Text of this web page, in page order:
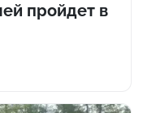
пройдет в